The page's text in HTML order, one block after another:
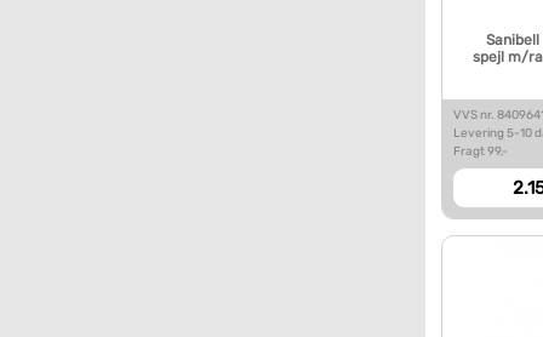
Sanibell
spejl m/
VVS nr.
Levering 5-10
Fragt 99,-